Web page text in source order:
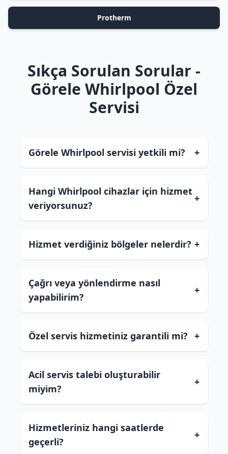
Protherm
Sıkça Sorulan Sorular -
Görele Whirlpool Özel
Servisi
Görele Whirlpool servisi yetkili mi? +
Hangi Whirlpool cihazlar için hizmet
veriyorsunuz?
+
Hizmet verdiğiniz bölgeler nelerdir? +
Çağrı veya yönlendirme nasıl
yapabilirim?
+
Özel servis hizmetiniz garantili mi? +
Acil servis talebi oluşturabilir
miyim?
+
Hizmetleriniz hangi saatlerde
geçerli?
+